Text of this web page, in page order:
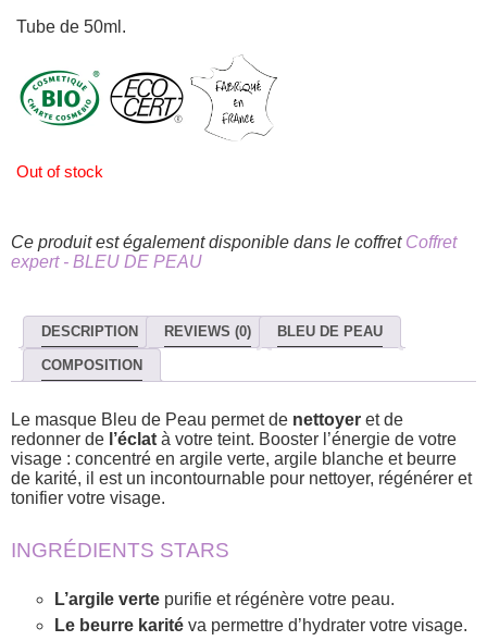
Tube de 50ml.
Out of stock
Ce produit est également disponible dans le coffret Coffret
expert - BLEU DE PEAU
DESCRIPTION REVIEWS (0) BLEU DE PEAU
COMPOSITION
Le masque Bleu de Peau permet de nettoyer et de
redonner de l’éclat à votre teint. Booster l’énergie de votre
visage : concentré en argile verte, argile blanche et beurre
de karité, il est un incontournable pour nettoyer, régénérer et
tonifier votre visage.
INGRÉDIENTS STARS
L’argile verte purifie et régénère votre peau.
Le beurre karité va permettre d’hydrater votre visage.